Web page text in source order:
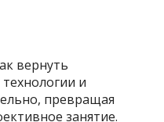
вернуть
и
превращая
занятие.